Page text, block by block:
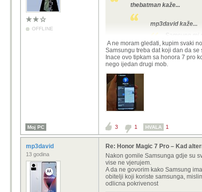
OFFLINE
thebatman kaže...
mp3david kaže...
Samsung mi
Apple je bio i
Samsung ultra s23/
Tako da...
Si gledao usporedbu SOT I
A ne moram gledati, kupim svaki
Samsungu treba dat koji dan da
Inace ovo tipkam sa honora 7 pro
nego ijedan drugi mob.
Moj PC 3 1 HVALA 1
mp3david
13 godina
Re: Honor Magic 7 Pro – Kad
Nakon gomile Samsunga gdje su
vise ne vjerujem.
A da ne govorim kako Samsung
obitelji koji koriste samsunga,
odlicna pokrivenost